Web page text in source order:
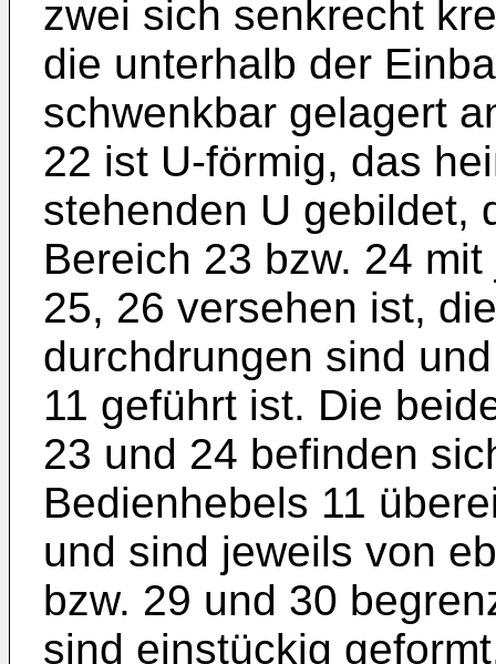
zwei sich senkrecht
die unterhalb der
schwenkbar gelagert
22 ist U-förmig, das
stehenden U gebildet,
Bereich 23 bzw. 24
25, 26 versehen ist,
durchdrungen sind
11 geführt ist. Die
23 und 24 befinden
Bedienhebels 11
und sind jeweils von
bzw. 29 und 30
sind einstückig